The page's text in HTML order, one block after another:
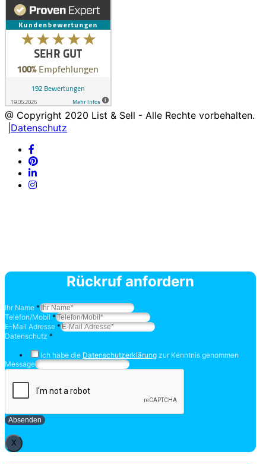
@ Copyright 2020 List & Sell - Alle Rechte vorbehalten.
Datenschutz
Rückruf anfordern
Ihr Name *
Telefon/Mobil *
E-Mail Adresse *
Datenschutz *
Ich habe die Datenschutzerklärung zur Kenntnis genommen
Message
Absenden
X